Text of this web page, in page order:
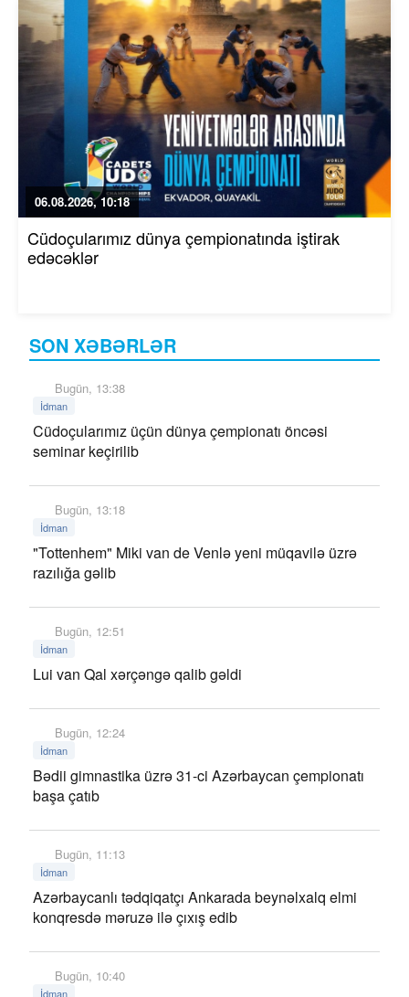
SON XƏBƏRLƏR
Bugün, 13:38
İdman
Cüdoçularımız üçün dünya çempionatı öncəsi
seminar keçirilib
Bugün, 13:18
İdman
"Tottenhem" Miki van de Venlə yeni müqavilə üzrə
razılığa gəlib
Bugün, 12:51
İdman
Lui van Qal xərçəngə qalib gəldi
Bugün, 12:24
İdman
Bədii gimnastika üzrə 31-ci Azərbaycan çempionatı
başa çatıb
Bugün, 11:13
İdman
Azərbaycanlı tədqiqatçı Ankarada beynəlxalq elmi
konqresdə məruzə ilə çıxış edib
Bugün, 10:40
İdman
06.08.2026, 10:18
Cüdoçularımız dünya çempionatında iştirak
edəcəklər